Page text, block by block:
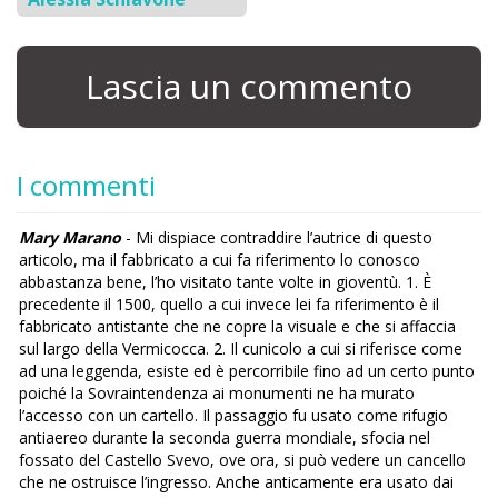
Lascia un commento
I commenti
Mary Marano- Mi dispiace contraddire l’autrice di questo
articolo, ma il fabbricato a cui fa riferimento lo conosco
abbastanza bene, l’ho visitato tante volte in gioventù. 1. È
precedente il 1500, quello a cui invece lei fa riferimento è il
fabbricato antistante che ne copre la visuale e che si affaccia
sul largo della Vermicocca. 2. Il cunicolo a cui si riferisce come
ad una leggenda, esiste ed è percorribile fino ad un certo punto
poiché la Sovraintendenza ai monumenti ne ha murato
l’accesso con un cartello. Il passaggio fu usato come rifugio
antiaereo durante la seconda guerra mondiale, sfocia nel
fossato del Castello Svevo, ove ora, si può vedere un cancello
che ne ostruisce l’ingresso. Anche anticamente era usato dai